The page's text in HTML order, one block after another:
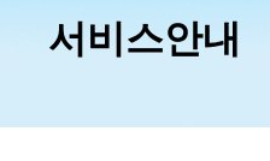
서비스안내